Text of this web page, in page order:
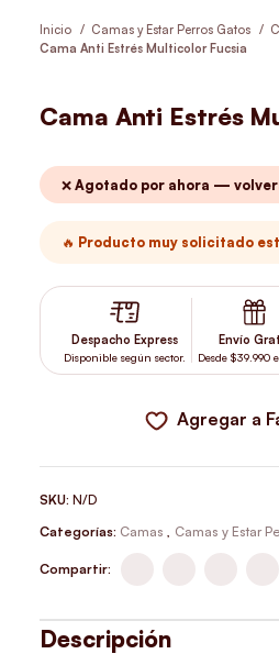
Inicio Camas y Estar Perros Gatos
Cama Anti Estrés Multicolor Fucsia
Cama Anti Estrés
❌ Agotado por ahora —
🔥 Producto muy solicitado
Despacho Express
Disponible según sector.
Envío
Desde $39.990
Agregar a
SKU:N/D
Categorías: Camas Camas y Estar
Compartir:
Descripción